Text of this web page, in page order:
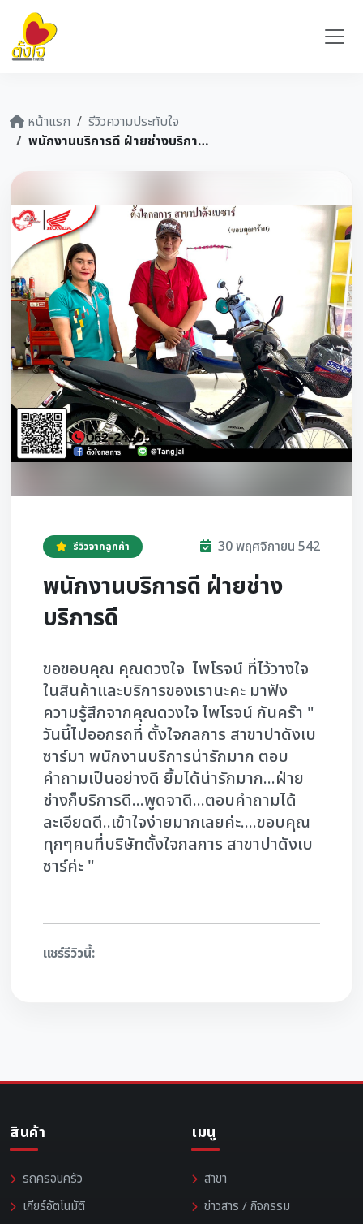
หน้าแรก
รีวิวความประทับใจ
พนักงานบริการดี ฝ่ายช่างบริการดี
รีวิวจากลูกค้า 30 พฤศจิกายน 542
พนักงานบริการดี ฝ่ายช่าง
บริการดี
ขอขอบคุณ คุณดวงใจ ไพโรจน์ ที่ไว้วางใจ
ในสินค้าและบริการของเรานะคะ มาฟัง
ความรู้สึกจากคุณดวงใจ ไพโรจน์ กันคร๊า "
วันนี้ไปออกรถที่ ตั้งใจกลการ สาขาปาดังเบ
ซาร์มา พนักงานบริการน่ารักมาก ตอบ
คำถามเป็นอย่างดี ยิ้มได้น่ารักมาก...ฝ่าย
ช่างก็บริการดี...พูดจาดี...ตอบคำถามได้
ละเอียดดี..เข้าใจง่ายมากเลยค่ะ....ขอบคุณ
ทุกๆคนที่บริษัทตั้งใจกลการ สาขาปาดังเบ
ซาร์ค่ะ "
แชร์รีวิวนี้:
สินค้า
รถครอบครัว
เกียร์อัตโนมัติ
เมนู
สาขา
ข่าวสาร / กิจกรรม